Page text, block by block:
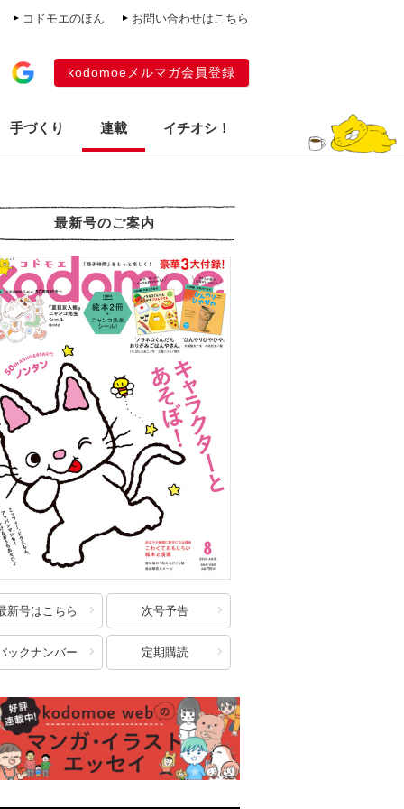
コドモエのほん お問い合わせはこちら
kodomoeメルマガ会員登録
手づくり 連載 イチオシ！
最新号のご案内
新号はこちら 次号予告
ックナンバー 定期購読